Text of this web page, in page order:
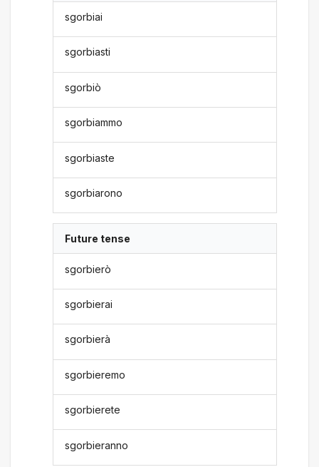
sgorbiai
sgorbiasti
sgorbiò
sgorbiammo
sgorbiaste
sgorbiarono
Future tense
sgorbierò
sgorbierai
sgorbierà
sgorbieremo
sgorbierete
sgorbieranno